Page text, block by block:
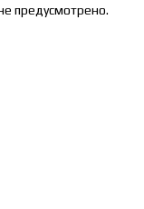
предусмотрено.